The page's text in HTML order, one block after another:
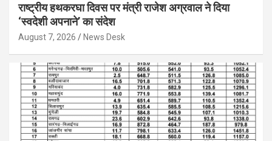
राष्ट्रीय हथकरघा दिवस पर मंत्री राजेश अग्रवाल ने दिया
‘स्वदेशी अपनाने’ का संदेश
August 7, 2026 News Desk